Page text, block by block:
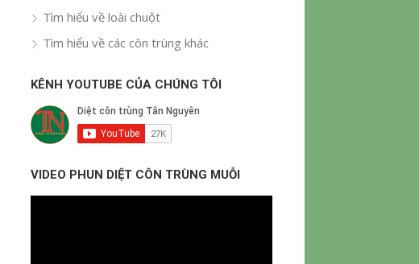
Tìm hiểu về loài chuột
Tìm hiểu về các côn trùng khác
KÊNH YOUTUBE CỦA CHÚNG TÔI
VIDEO PHUN DIỆT CÔN TRÙNG MUỖI